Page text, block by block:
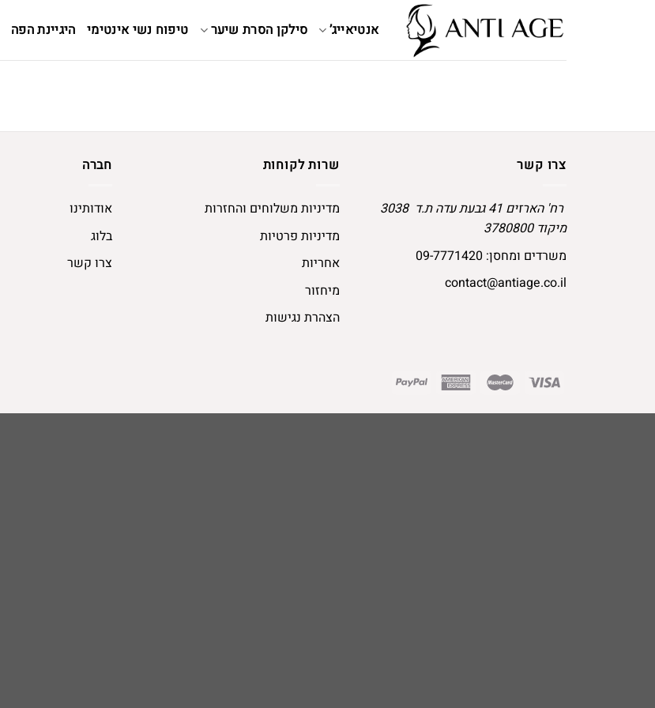
אנטיאייג’ סילקן הסרת שיער טיפוח נשי אינטימי היגיינת הפה
צרו קשר
רח' הארזים 41 גבעת עדה ת.ד 3038
מיקוד 3780800
משרדים ומחסן: 09-7771420
contact@antiage.co.il
שרות לקוחות
מדיניות משלוחים והחזרות
מדיניות פרטיות
אחריות
מיחזור
הצהרת נגישות
חברה
אודותינו
בלוג
צרו קשר